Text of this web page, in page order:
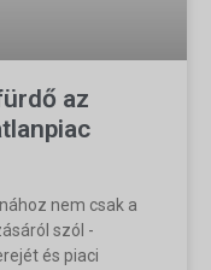
az
nem csak a
szól -
és piaci